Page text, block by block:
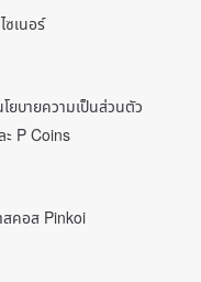
เนอร์
โยบายความเป็นส่วนตัว
ะ P Coins
สคอส Pinkoi